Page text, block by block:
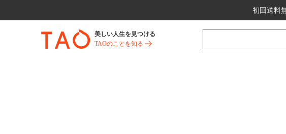
初回送料
美しい人生を見つける
TAOのことを知る